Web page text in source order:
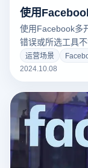
使用
使用Facebook多
错误或所选工具
于多开器的安全
浏览器）通常具
检查为批量操作
或者Facebook系
浏览器指纹。
运营场景
2024.10.08